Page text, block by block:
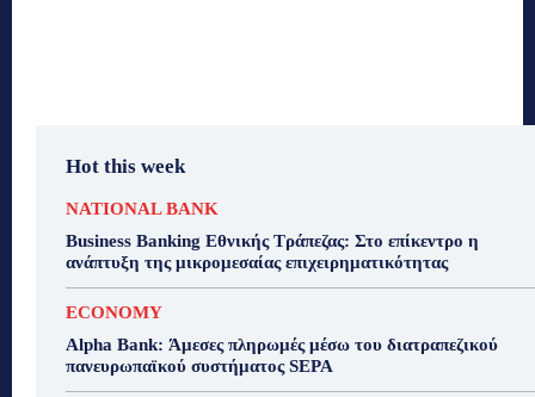
Hot this week
NATIONAL BANK
Business Banking Εθνικής Τράπεζας: Στο επίκεντρο η
ανάπτυξη της μικρομεσαίας επιχειρηματικότητας
ECONOMY
Alpha Bank: Άμεσες πληρωμές μέσω του διατραπεζικού
πανευρωπαϊκού συστήματος SEPA